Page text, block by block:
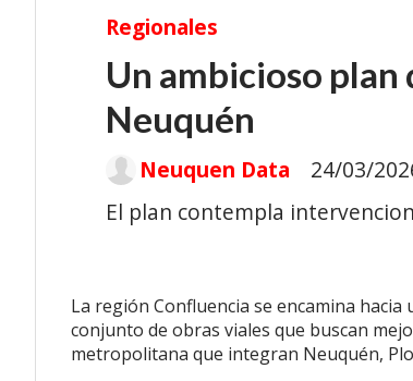
Un ambicioso
Neuquén
El plan contempla
Regionales
24/03/
Neuquen Data
La región Confluencia se encamina
conjunto de obras viales que buscan
metropolitana que integran Neuquén,